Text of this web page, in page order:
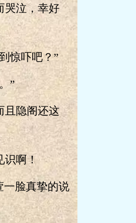
泣，幸好
惊吓吧？”
”
且隐阁还这
啊！
脸真挚的说